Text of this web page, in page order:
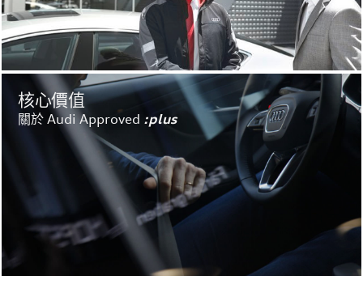
核心價值
關於 Audi Approved :plus